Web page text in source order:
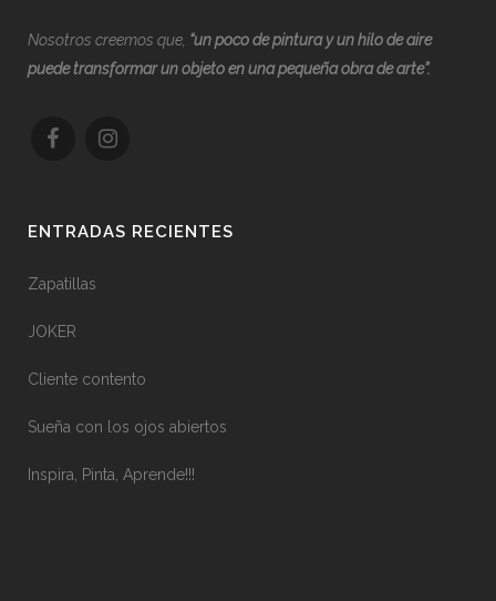
Nosotros creemos que, “un poco de pintura y un hilo de aire
puede transformar un objeto en una pequeña obra de arte”.
ENTRADAS RECIENTES
Zapatillas
JOKER
Cliente contento
Sueña con los ojos abiertos
Inspira, Pinta, Aprende!!!